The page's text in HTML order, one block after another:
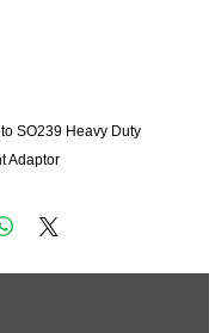
SO239 Heavy Duty
Adaptor